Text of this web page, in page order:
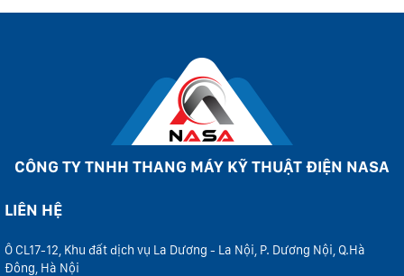
CÔNG TY TNHH THANG MÁY KỸ THUẬT ĐIỆN NASA
LIÊN HỆ
Ô CL17-12, Khu đất dịch vụ La Dương - La Nội, P. Dương Nội, Q.Hà
Đông, Hà Nội